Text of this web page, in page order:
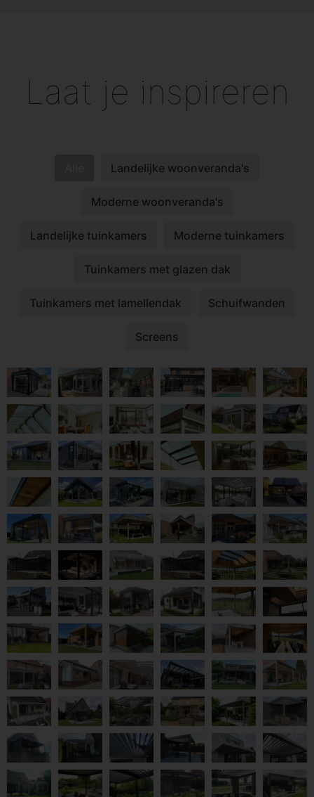
Laat je inspireren
Landelijke woonveranda's
Moderne woonveranda's
Landelijke tuinkamers Moderne tuinkamers
Tuinkamers met glazen dak
Tuinkamers met lamellendak Schuifwanden
Screens